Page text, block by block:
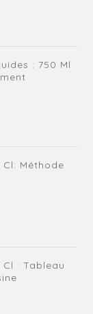
: 750 Ml
Cl: Méthode
Cl : Tableau